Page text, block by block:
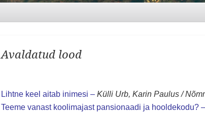
Avaldatud lood
Lihtne keel aitab inimesi – Külli Urb, Karin Paulus /
Teeme vanast koolimajast pansionaadi ja hooldekodu?–